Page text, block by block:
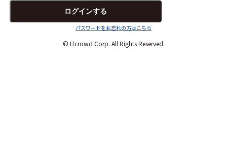
パスワードをお忘れの方はこちら
© ITcrowd Corp. All Rights Reserved.